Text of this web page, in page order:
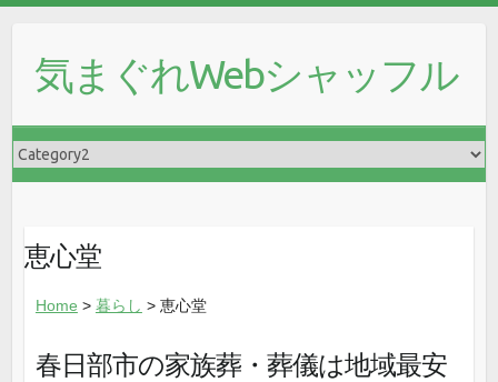
気まぐれWebシャッフル
恵心堂
Home > 暮らし > 恵心堂
春日部市の家族葬・葬儀は地域最安